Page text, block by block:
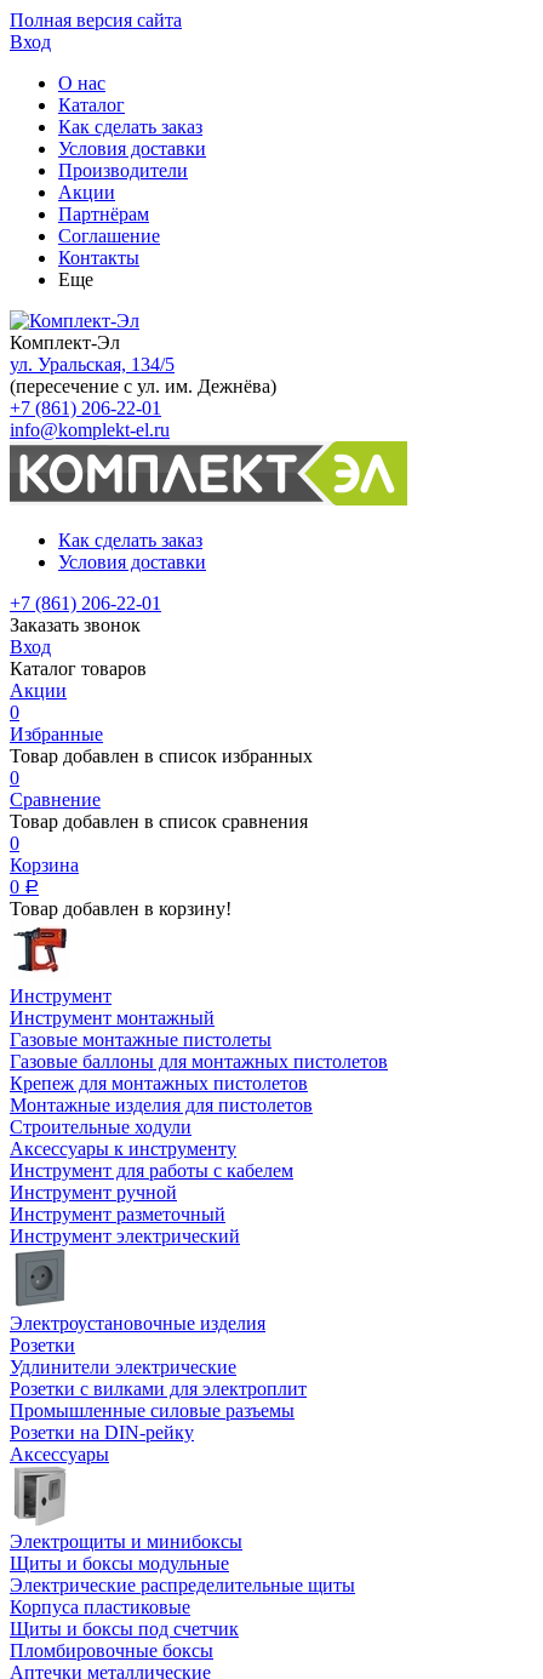
Полная версия сайта
Вход
О нас
Каталог
Как сделать заказ
Условия доставки
Производители
Акции
Партнёрам
Соглашение
Контакты
Еще
Комплект-Эл
ул. Уральская, 134/5
(пересечение с ул. им. Дежнёва)
+7 (861) 206-22-01
info@komplekt-el.ru
Как сделать заказ
Условия доставки
+7 (861) 206-22-01
Заказать звонок
Вход
Каталог товаров
Акции
0
Избранные
Товар добавлен в список избранных
0
Сравнение
Товар добавлен в список сравнения
0
Корзина
0 Р
Товар добавлен в корзину!
Инструмент
Инструмент монтажный
Газовые монтажные пистолеты
Газовые баллоны для монтажных пистолетов
Крепеж для монтажных пистолетов
Монтажные изделия для пистолетов
Строительные ходули
Аксессуары к инструменту
Инструмент для работы с кабелем
Инструмент ручной
Инструмент разметочный
Инструмент электрический
Электроустановочные изделия
Розетки
Удлинители электрические
Розетки с вилками для электроплит
Промышленные силовые разъемы
Розетки на DIN-рейку
Аксессуары
Электрощиты и минибоксы
Щиты и боксы модульные
Электрические распределительные щиты
Корпуса пластиковые
Щиты и боксы под счетчик
Пломбировочные боксы
Аптечки металлические